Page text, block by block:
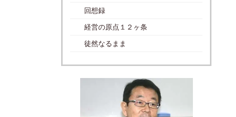
回想録
経営の原点１２ヶ条
徒然なるまま